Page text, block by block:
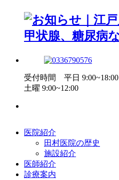
受付時間 平日 9:00~18:00
土曜 9:00~12:00
医院紹介
田村医院の歴史
施設紹介
医師紹介
診療案内